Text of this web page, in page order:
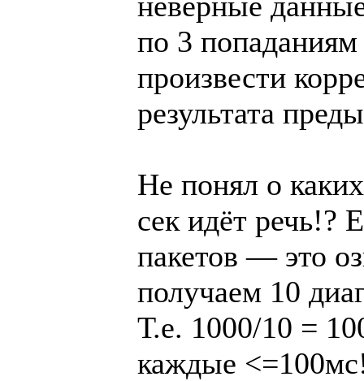
по 3
произвести
результата
Не понял о
сек идёт речь!?
пакетов — это
получаем 10
Т.е. 1000/10 =
каждые